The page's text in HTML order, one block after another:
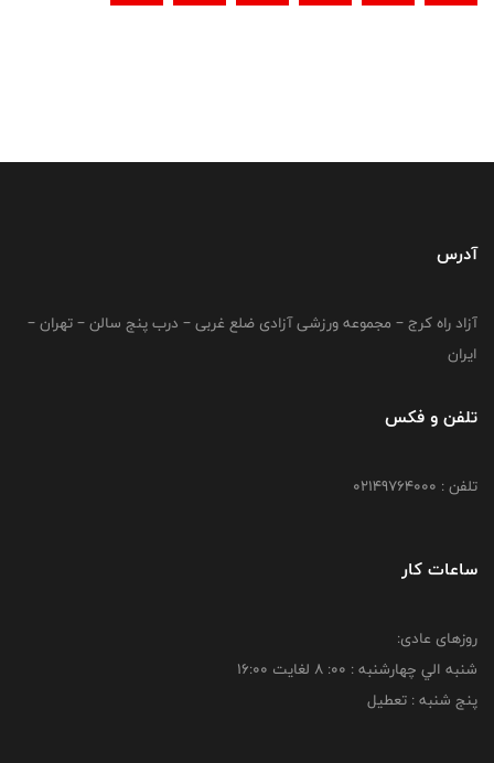
آدرس
آزاد راه کرج – مجموعه ورزشی آزادی ضلع غربی – درب پنج سالن – تهران –
ایران
تلفن و فکس
تلفن : 02149764000
ساعات کار
روزهای عادی:
شنبه الي چهارشنبه : 00: 8 لغايت 16:00
پنج شنبه : تعطیل